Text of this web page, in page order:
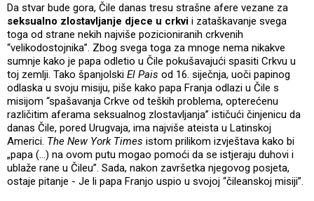
Da stvar bude gora, Čile danas tresu strašne afere vezane za
seksualno zlostavljanje djece u crkvi i zataškavanje svega
toga od strane nekih najviše pozicioniranih crkvenih
“velikodostojnika”. Zbog svega toga za mnoge nema nikakve
sumnje kako je papa odletio u Čile pokušavajući spasiti Crkvu u
toj zemlji. Tako španjolski El Pais od 16. siječnja, uoči papinog
odlaska u svoju misiju, piše kako papa Franja odlazi u Čile s
misijom “spašavanja Crkve od teških problema, opterećenu
različitim aferama seksualnog zlostavljanja” ističući činjenicu da
danas Čile, pored Urugvaja, ima najviše ateista u Latinskoj
Americi. The New York Times istom prilikom izvještava kako bi
„papa (…) na ovom putu mogao pomoći da se istjeraju duhovi i
ublaže rane u Čileu”. Sada, nakon završetka njegovog posjeta,
ostaje pitanje - Je li papa Franjo uspio u svojoj “čileanskoj misiji”.